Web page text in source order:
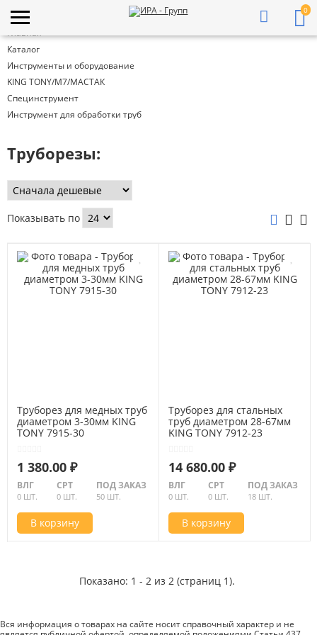
0
Главная
Каталог
Инструменты и оборудование
KING TONY/М7/МАСТАК
Специнструмент
Инструмент для обработки труб
Труборезы:
Показывать по
Труборез для медных труб
диаметром 3-30мм KING
TONY 7915-30
1 380.00 ₽
ВЛГ
0 ШТ.
СРТ
0 ШТ.
ПОД ЗАКАЗ
50 ШТ.
В корзину
Труборез для стальных
труб диаметром 28-67мм
KING TONY 7912-23
14 680.00 ₽
ВЛГ
0 ШТ.
СРТ
0 ШТ.
ПОД ЗАКАЗ
18 ШТ.
В корзину
Показано: 1 - 2 из 2 (страниц 1).
Вся информация о товарах на сайте носит справочный характер и не